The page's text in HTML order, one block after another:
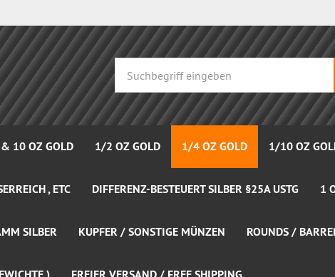
10 OZ GOLD 1/2 OZ GOLD 1/4 OZ GOLD 1/10 OZ
, ETC DIFFERENZ-BESTEUERT SILBER §25A USTG 1
SILBER KUPFER / SONSTIGE MÜNZEN ROUNDS /